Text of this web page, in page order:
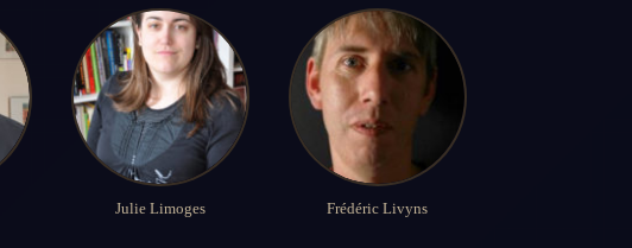
Julie Limoges Frédéric Livyns